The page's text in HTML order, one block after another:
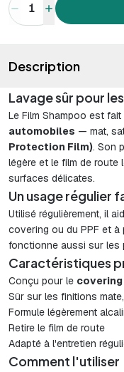
1
Description
Lavage sûr pour
Le Film Shampoo est
automobiles — mat,
Protection Film). Son
légère et le film de
surfaces délicates.
Un usage régulier
Utilisé régulièrement, il
covering ou du PPF et à
fonctionne aussi sur les
Caractéristiques
Conçu pour le covering
Sûr sur les finitions
Formule légèrement
Retire le film de route
Adapté à l'entretien
Comment l'utiliser